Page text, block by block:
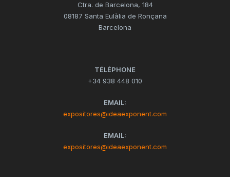
Ctra. de Barcelona, 184
08187 Santa Eulàlia de Ronçana
Barcelona
TÉLÉPHONE
+34 938 448 010
EMAIL:
expositores@ideaexponent.com
EMAIL:
expositores@ideaexponent.com